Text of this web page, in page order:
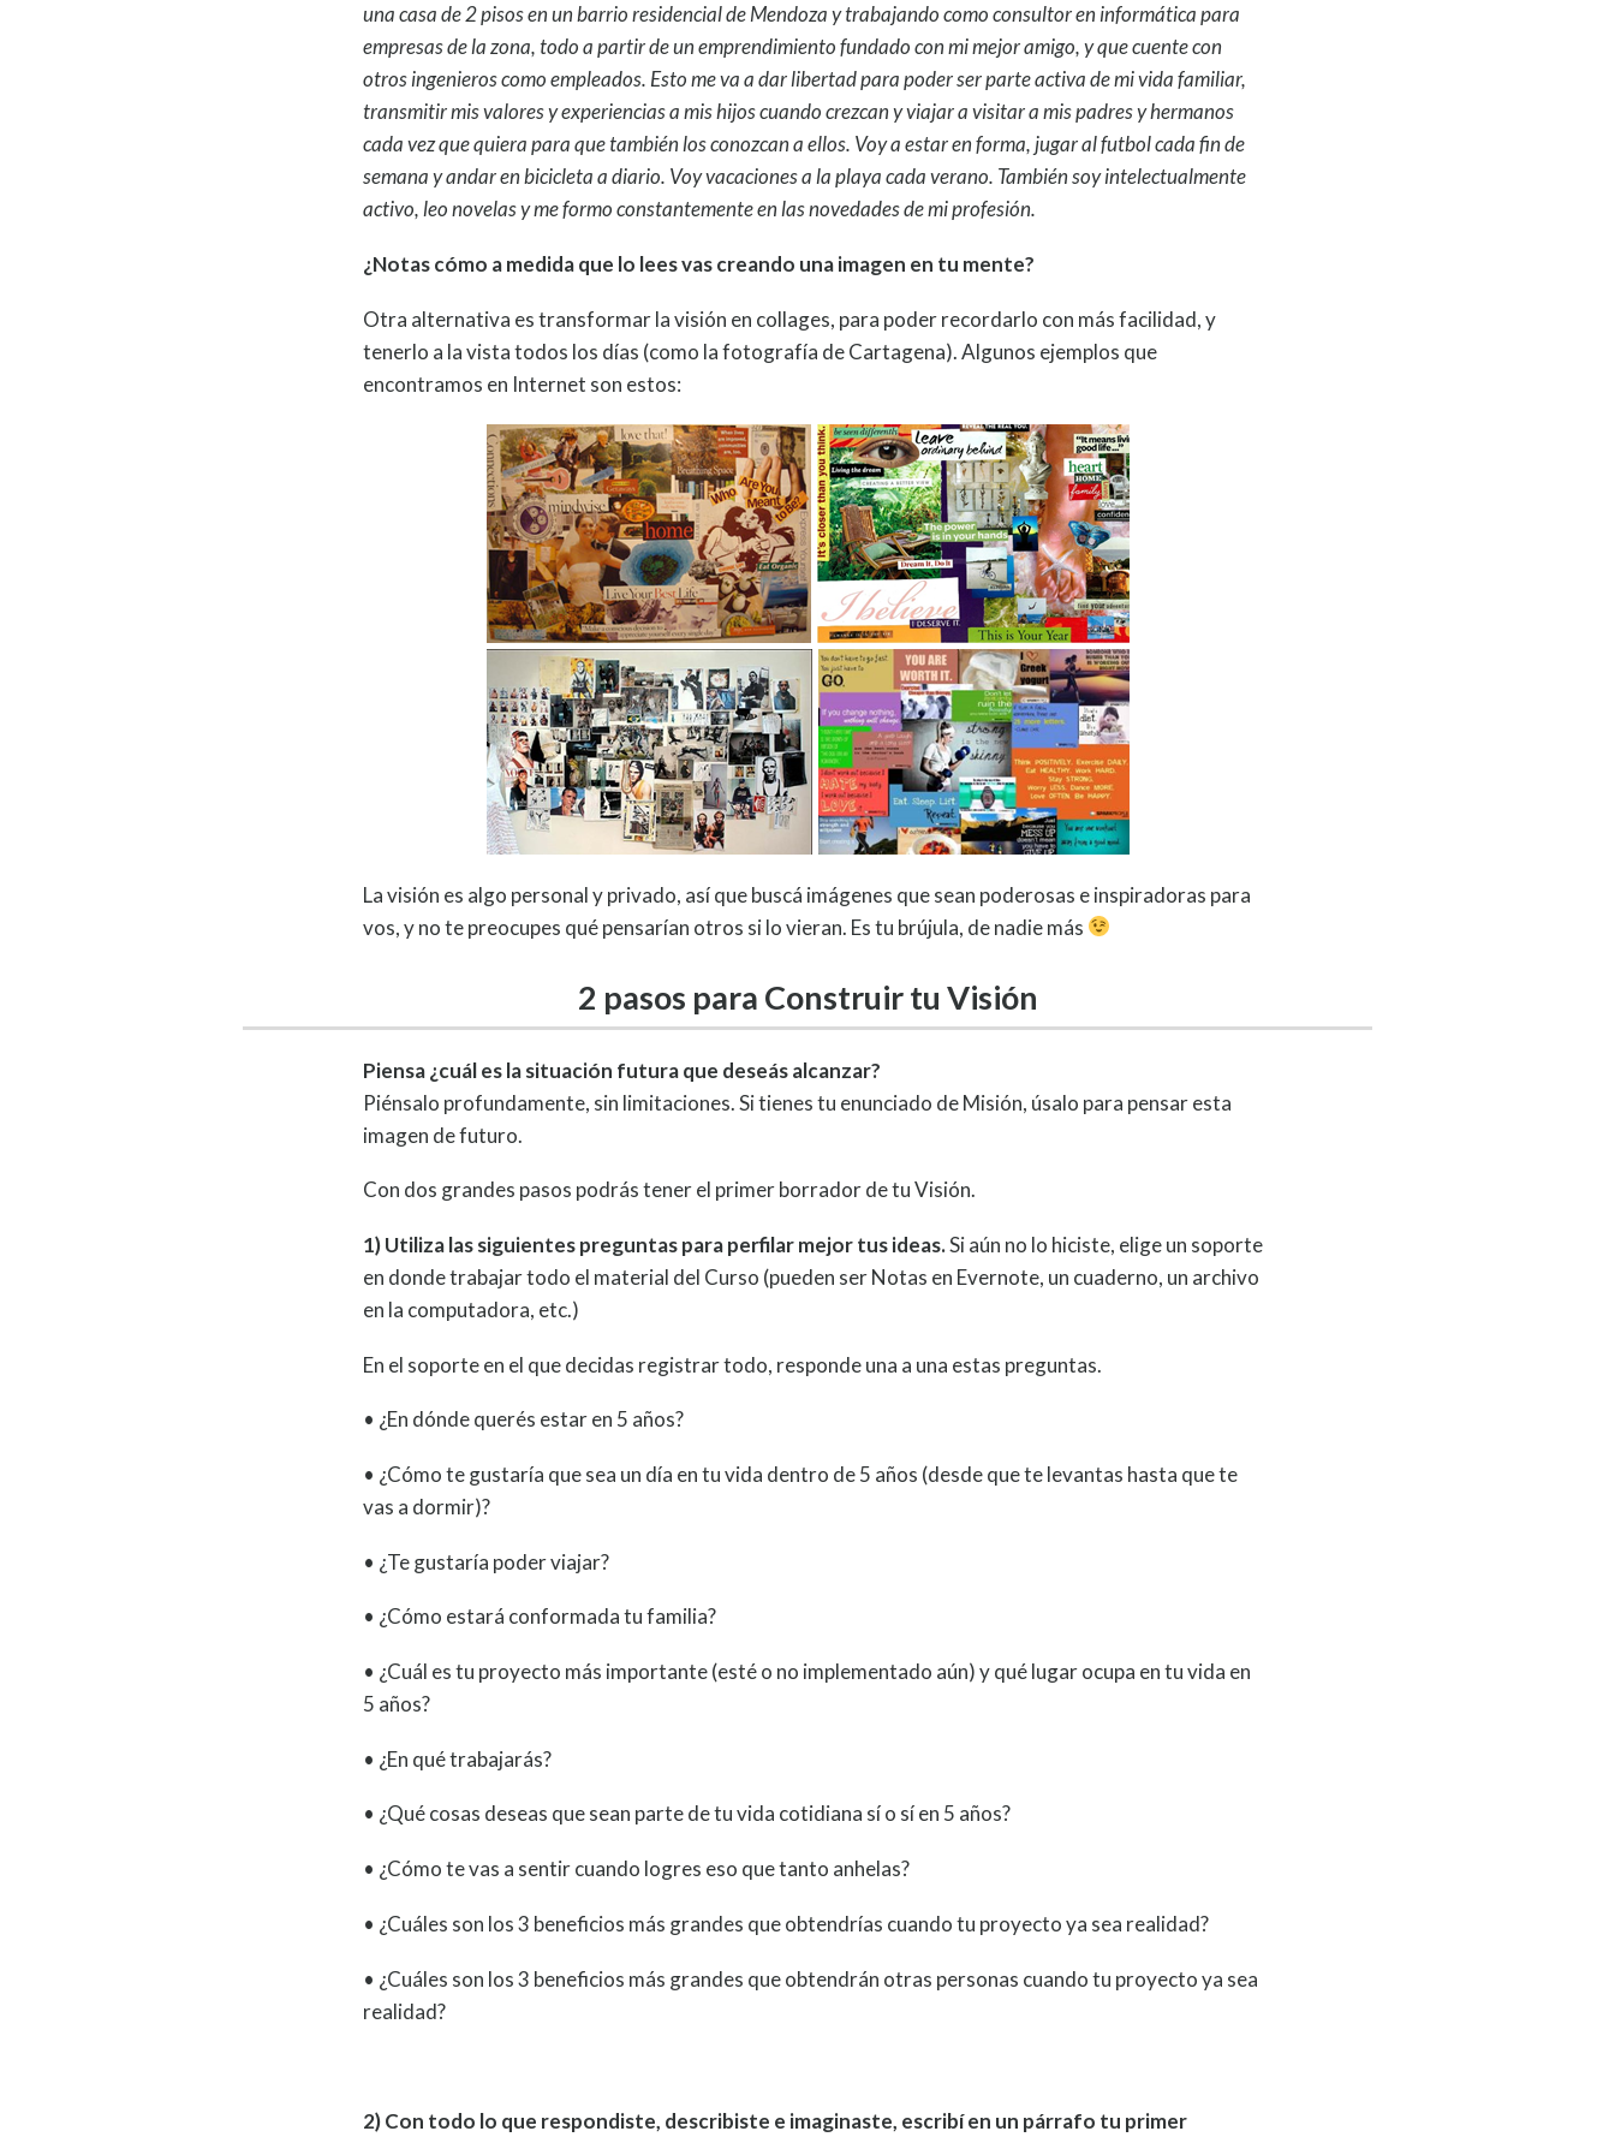
una casa de 2 pisos en un barrio residencial de Mendoza y trabajando como consultor en informática para
empresas de la zona, todo a partir de un emprendimiento fundado con mi mejor amigo, y que cuente con
otros ingenieros como empleados. Esto me va a dar libertad para poder ser parte activa de mi vida familiar,
transmitir mis valores y experiencias a mis hijos cuando crezcan y viajar a visitar a mis padres y hermanos
cada vez que quiera para que también los conozcan a ellos. Voy a estar en forma, jugar al futbol cada fin de
semana y andar en bicicleta a diario. Voy vacaciones a la playa cada verano. También soy intelectualmente
activo, leo novelas y me formo constantemente en las novedades de mi profesión.
¿Notas cómo a medida que lo lees vas creando una imagen en tu mente?
Otra alternativa es transformar la visión en collages, para poder recordarlo con más facilidad, y
tenerlo a la vista todos los días (como la fotografía de Cartagena). Algunos ejemplos que
encontramos en Internet son estos:
La visión es algo personal y privado, así que buscá imágenes que sean poderosas e inspiradoras para
vos, y no te preocupes qué pensarían otros si lo vieran. Es tu brújula, de nadie más
2 pasos para Construir tu Visión
Piensa ¿cuál es la situación futura que deseás alcanzar?
Piénsalo profundamente, sin limitaciones. Si tienes tu enunciado de Misión, úsalo para pensar esta
imagen de futuro.
Con dos grandes pasos podrás tener el primer borrador de tu Visión.
1) Utiliza las siguientes preguntas para perfilar mejor tus ideas.Si aún no lo hiciste, elige un soporte
en donde trabajar todo el material del Curso (pueden ser Notas en Evernote, un cuaderno, un archivo
en la computadora, etc.)
En el soporte en el que decidas registrar todo, responde una a una estas preguntas.
• ¿En dónde querés estar en 5 años?
• ¿Cómo te gustaría que sea un día en tu vida dentro de 5 años (desde que te levantas hasta que te
vas a dormir)?
• ¿Te gustaría poder viajar?
• ¿Cómo estará conformada tu familia?
• ¿Cuál es tu proyecto más importante (esté o no implementado aún) y qué lugar ocupa en tu vida en
5 años?
• ¿En qué trabajarás?
• ¿Qué cosas deseas que sean parte de tu vida cotidiana sí o sí en 5 años?
• ¿Cómo te vas a sentir cuando logres eso que tanto anhelas?
• ¿Cuáles son los 3 beneficios más grandes que obtendrías cuando tu proyecto ya sea realidad?
• ¿Cuáles son los 3 beneficios más grandes que obtendrán otras personas cuando tu proyecto ya sea
realidad?
2) Con todo lo que respondiste, describiste e imaginaste, escribí en un párrafo tu primer